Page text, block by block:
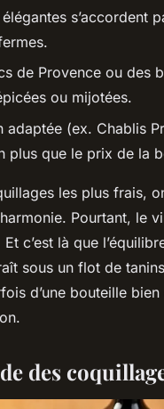
s’accordent
de Provence ou des
ou mijotées.
adaptée (ex. Chablis
plus que le prix de la
les plus frais,
Pourtant, le
c’est là que
sous un flot de
d’une bouteille
des